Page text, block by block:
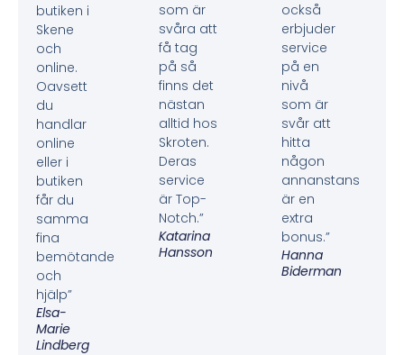
butiken i
Skene
och
online.
Oavsett
du
handlar
online
eller i
butiken
får du
samma
fina
bemötande
och
hjälp”
Elsa-
Marie
Lindberg
som är
svåra att
få tag
på så
finns det
nästan
alltid hos
Skroten.
Deras
service
är Top-
Notch.”
Katarina
Hansson
också
erbjuder
service
på en
nivå
som är
svår att
hitta
någon
annanstans
är en
extra
bonus.”
Hanna
Biderman